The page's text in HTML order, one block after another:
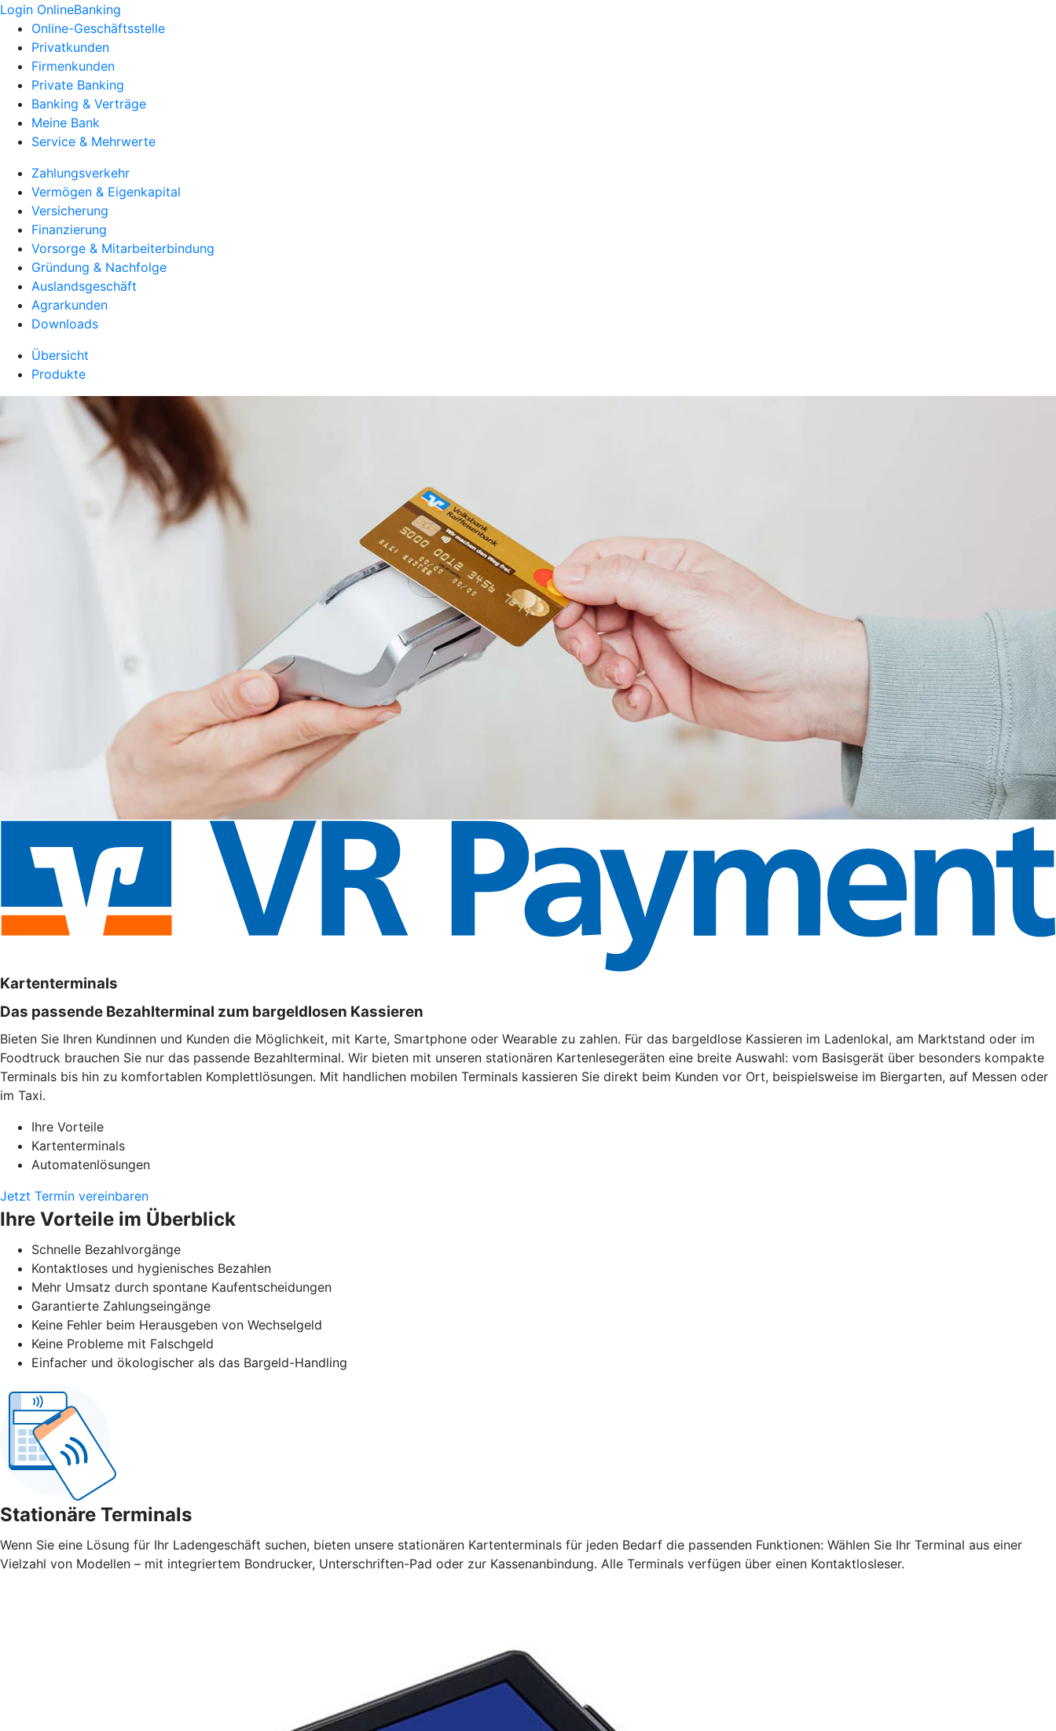
Login OnlineBanking
Online-Geschäftsstelle
Privatkunden
Firmenkunden
Private Banking
Banking & Verträge
Meine Bank
Service & Mehrwerte
Zahlungsverkehr
Vermögen & Eigenkapital
Versicherung
Finanzierung
Vorsorge & Mitarbeiterbindung
Gründung & Nachfolge
Auslandsgeschäft
Agrarkunden
Downloads
Übersicht
Produkte
Kartenterminals
Das passende Bezahlterminal zum bargeldlosen Kassieren
Bieten Sie Ihren Kundinnen und Kunden die Möglichkeit, mit Karte, Smartphone oder Wearable zu zahlen. Für das bargeldlose Kassieren im Ladenlokal, am Marktstand oder im
Foodtruck brauchen Sie nur das passende Bezahlterminal. Wir bieten mit unseren stationären Kartenlesegeräten eine breite Auswahl: vom Basisgerät über besonders kompakte
Terminals bis hin zu komfortablen Komplettlösungen. Mit handlichen mobilen Terminals kassieren Sie direkt beim Kunden vor Ort, beispielsweise im Biergarten, auf Messen oder
im Taxi.
Ihre Vorteile
Kartenterminals
Automatenlösungen
Jetzt Termin vereinbaren
Ihre Vorteile im Überblick
Schnelle Bezahlvorgänge
Kontaktloses und hygienisches Bezahlen
Mehr Umsatz durch spontane Kaufentscheidungen
Garantierte Zahlungseingänge
Keine Fehler beim Herausgeben von Wechselgeld
Keine Probleme mit Falschgeld
Einfacher und ökologischer als das Bargeld-Handling
Stationäre Terminals
Wenn Sie eine Lösung für Ihr Ladengeschäft suchen, bieten unsere stationären Kartenterminals für jeden Bedarf die passenden Funktionen: Wählen Sie Ihr Terminal aus einer
Vielzahl von Modellen – mit integriertem Bondrucker, Unterschriften-Pad oder zur Kassenanbindung. Alle Terminals verfügen über einen Kontaktlosleser.